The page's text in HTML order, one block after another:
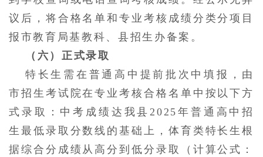
议后，将合格名单和专业考核成绩分类分项目
报市教育局基教科、县招生办备案。
（六）正式录取
特长生需在普通高中提前批次中填报，由
市招生考试院在专业考核合格名单中按以下方
式录取：中考成绩达我县2025年普通高中招
生最低录取分数线的基础上，体育类特长生根
据综合分成绩从高分到低分录取（计算公式：